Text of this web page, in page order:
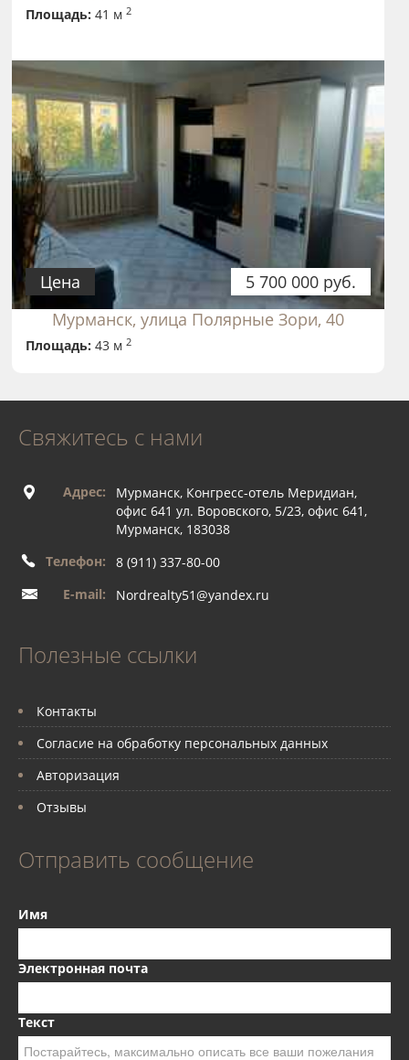
Площадь: 41 м2
5 700 000 руб.
Цена
Мурманск, улица Полярные Зори, 40
Площадь: 43 м2
Свяжитесь с нами
Адрес:
Мурманск, Конгресс-отель Меридиан,
офис 641 ул. Воровского, 5/23, офис 641,
Мурманск, 183038
Телефон:
8 (911) 337-80-00
E-mail:
Nordrealty51@yandex.ru
Полезные ссылки
Контакты
Согласие на обработку персональных данных
Авторизация
Отзывы
Отправить сообщение
Имя
Электронная почта
Текст